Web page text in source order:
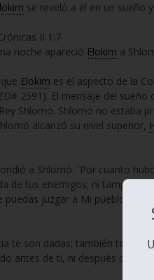
se reveló a él en un sueño
II 1:7
noche apareció Elokim a
Elokim es el aspecto de la
2591). El mensaje del sueño
Shlomó. Shlomó no estaba
alcanzó su nivel superior,
a Shlomó: ´Por cuanto
de tus enemigos; ni tampoco
puedas juzgar a Mi pueblo,
te son dadas; también te
antes de ti, ni después de ti